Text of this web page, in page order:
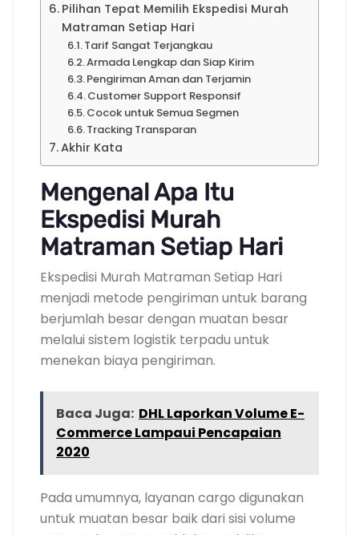
Pilihan Tepat Memilih Ekspedisi Murah
Matraman Setiap Hari
Tarif Sangat Terjangkau
Armada Lengkap dan Siap Kirim
Pengiriman Aman dan Terjamin
Customer Support Responsif
Cocok untuk Semua Segmen
Tracking Transparan
Akhir Kata
Mengenal Apa Itu
Ekspedisi Murah
Matraman Setiap Hari
Ekspedisi Murah Matraman Setiap Hari
menjadi metode pengiriman untuk barang
berjumlah besar dengan muatan besar
melalui sistem logistik terpadu untuk
menekan biaya pengiriman.
Baca Juga: DHL Laporkan Volume E-
Commerce Lampaui Pencapaian
2020
Pada umumnya, layanan cargo digunakan
untuk muatan besar baik dari sisi volume